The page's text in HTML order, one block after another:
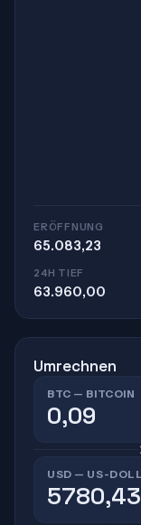
ERÖFFNUNG
65.083,23
24H TIEF
63.960,00
Umrechnen
BTC — BITCOIN
USD — US-